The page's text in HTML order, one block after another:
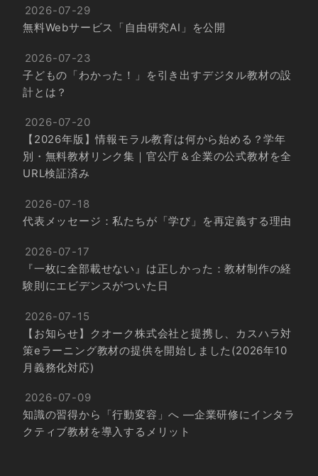
2026-07-29
無料Webサービス「自由研究AI」を公開
2026-07-23
子どもの「わかった！」を引き出すデジタル教材の設
計とは？
2026-07-20
【2026年版】情報モラル教育は何から始める？学年
別・無料教材リンク集｜官公庁＆企業の公式教材を全
URL検証済み
2026-07-18
代表メッセージ：私たちが「学び」を再定義する理由
2026-07-17
『一枚に全部載せない』は正しかった：教材制作の経
験則にエビデンスがついた日
2026-07-15
【お知らせ】クオーク株式会社と提携し、カスハラ対
策eラーニング教材の提供を開始しました(2026年10
月義務化対応)
2026-07-09
知識の習得から「行動変容」へ ―企業研修にインタラ
クティブ教材を導入するメリット